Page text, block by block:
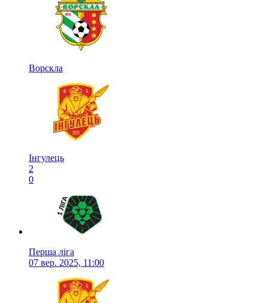
Ворскла
Інгулець
2
0
Перша ліга
07 вер. 2025, 11:00